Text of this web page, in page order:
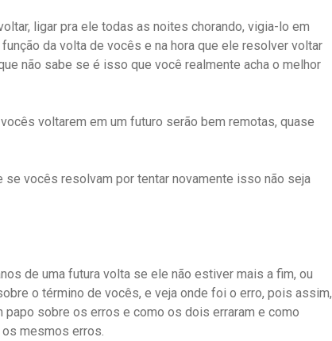
ligar pra ele todas as noites chorando, vigia-lo em
da volta de vocês e na hora que ele resolver voltar
não sabe se é isso que você realmente acha o melhor
voltarem em um futuro serão bem remotas, quase
se vocês resolvam por tentar novamente isso não seja
de uma futura volta se ele não estiver mais a fim, ou
o término de vocês, e veja onde foi o erro, pois assim,
sobre os erros e como os dois erraram e como
mesmos erros.